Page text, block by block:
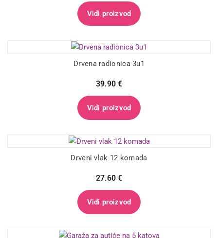
Vidi proizvod
Drvena radionica 3u1
39.90 €
Vidi proizvod
Drveni vlak 12 komada
27.60 €
Vidi proizvod